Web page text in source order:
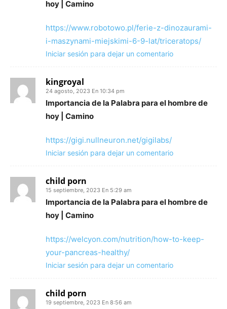
hoy | Camino
https://www.robotowo.pl/ferie-z-dinozaurami-
i-maszynami-miejskimi-6-9-lat/triceratops/
Iniciar sesión para dejar un comentario
kingroyal
24 agosto, 2023 En 10:34 pm
Importancia de la Palabra para el hombre de
hoy | Camino
https://gigi.nullneuron.net/gigilabs/
Iniciar sesión para dejar un comentario
child porn
15 septiembre, 2023 En 5:29 am
Importancia de la Palabra para el hombre de
hoy | Camino
https://welcyon.com/nutrition/how-to-keep-
your-pancreas-healthy/
Iniciar sesión para dejar un comentario
child porn
19 septiembre, 2023 En 8:56 am